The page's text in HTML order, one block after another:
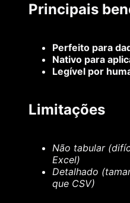
Principais
Perfeito para
Nativo para
Legível por
Limitações
Não tabular
Excel)
Detalhado
que CSV)